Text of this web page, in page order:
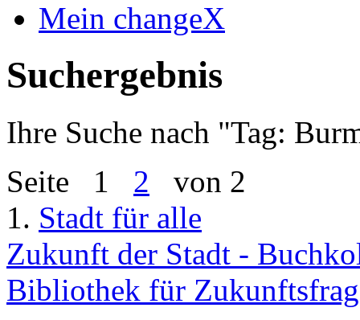
Mein changeX
Suchergebnis
Ihre Suche nach "Tag:
Seite 1 2 von 2
1. Stadt für alle
Zukunft der Stadt -
Bibliothek für